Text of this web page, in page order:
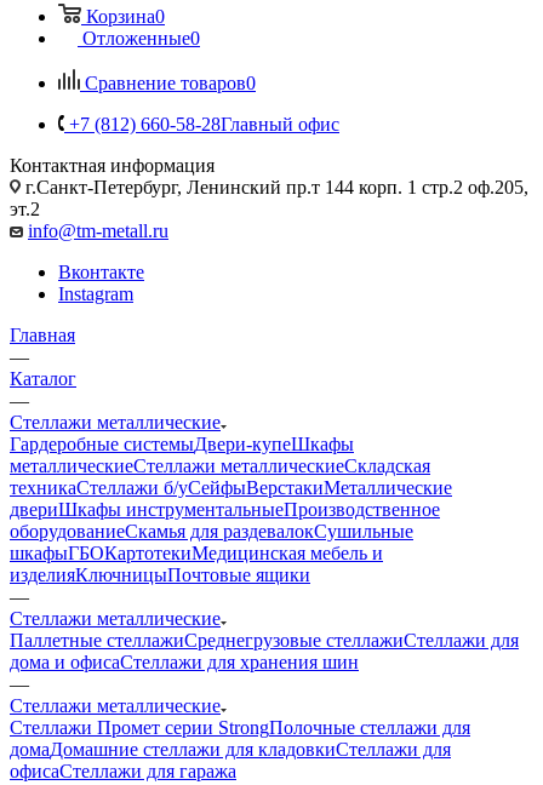
Корзина0
Отложенные0
Сравнение товаров0
+7 (812) 660-58-28Главный офис
Контактная информация
г.Санкт-Петербург, Ленинский пр.т 144 корп. 1 стр.2 оф.205,
эт.2
info@tm-metall.ru
Вконтакте
Instagram
Главная
—
Каталог
—
Стеллажи металлические
Гардеробные системыДвери-купеШкафы
металлическиеСтеллажи металлическиеСкладская
техникаСтеллажи б/уСейфыВерстакиМеталлические
двериШкафы инструментальныеПроизводственное
оборудованиеСкамья для раздевалокСушильные
шкафыГБОКартотекиМедицинская мебель и
изделияКлючницыПочтовые ящики
—
Стеллажи металлические
Паллетные стеллажиСреднегрузовые стеллажиСтеллажи для
дома и офисаСтеллажи для хранения шин
—
Стеллажи металлические
Стеллажи Промет серии StrongПолочные стеллажи для
домаДомашние стеллажи для кладовкиСтеллажи для
офисаСтеллажи для гаража